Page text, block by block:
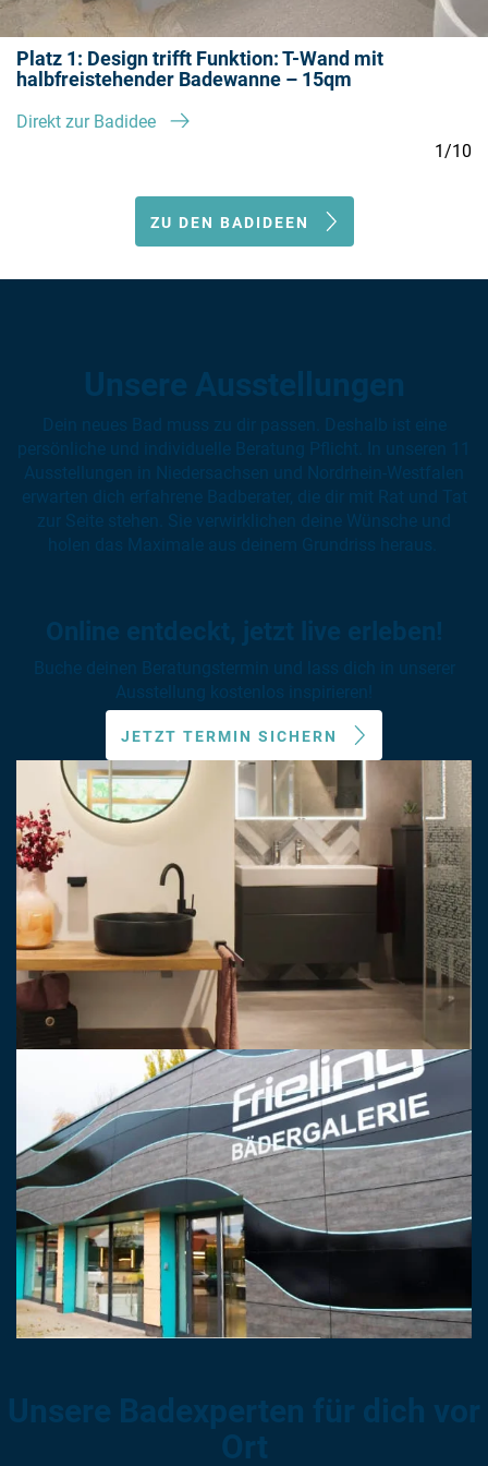
Platz 1: Design trifft Funktion: T-Wand mit
halbfreistehender Badewanne – 15qm
Direkt zur Badidee
1/10
ZU DEN BADIDEEN
Unsere Ausstellungen
Dein neues Bad muss zu dir passen. Deshalb ist eine
persönliche und individuelle Beratung Pflicht. In unseren 11
Ausstellungen in Niedersachsen und Nordrhein-Westfalen
erwarten dich erfahrene Badberater, die dir mit Rat und Tat
zur Seite stehen. Sie verwirklichen deine Wünsche und
holen das Maximale aus deinem Grundriss heraus.
Online entdeckt, jetzt live erleben!
Buche deinen Beratungstermin und lass dich in unserer
Ausstellung kostenlos inspirieren!
JETZT TERMIN SICHERN
Unsere Badexperten für dich vor
Ort